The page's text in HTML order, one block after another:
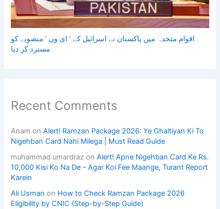
اقوام متحدہ میں پاکستان نے اسرائیل کے ’ ای ون ‘ منصوبے کو
مسترد کر دیا
Recent Comments
Anam onAlert! Ramzan Package 2026: Ye Ghaltiyan Ki To
Nigehban Card Nahi Milega | Must Read Guide
muhammad umardraz onAlert! Apne Nigehban Card Ke Rs.
10,000 Kisi Ko Na De – Agar Koi Fee Maange, Turant Report
Karein
Ali Usman on How to Check Ramzan Package 2026
Eligibility by CNIC (Step-by-Step Guide)